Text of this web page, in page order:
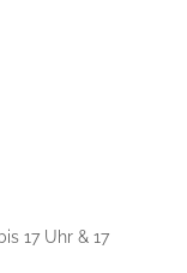
17 Uhr & 17